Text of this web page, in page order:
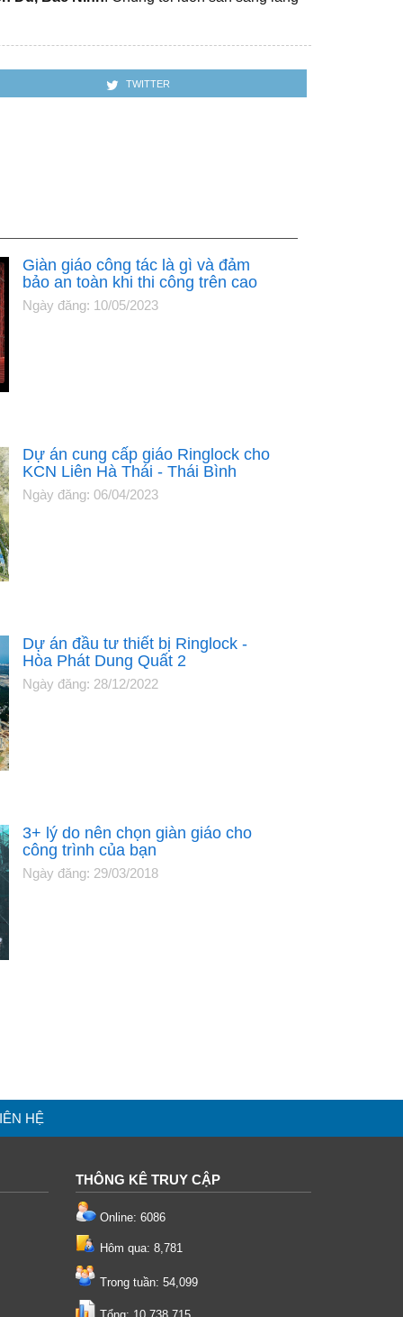
TWITTER
Giàn giáo công tác là gì và đảm
bảo an toàn khi thi công trên cao
Ngày đăng: 10/05/2023
Dự án cung cấp giáo Ringlock cho
KCN Liên Hà Thái - Thái Bình
Ngày đăng: 06/04/2023
Dự án đầu tư thiết bị Ringlock -
Hòa Phát Dung Quất 2
Ngày đăng: 28/12/2022
3+ lý do nên chọn giàn giáo cho
công trình của bạn
Ngày đăng: 29/03/2018
HỆ
THÔNG KÊ TRUY CẬP
Online: 6086
Hôm qua: 8,781
Trong tuần: 54,099